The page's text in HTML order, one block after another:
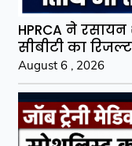
HPRCA ने रसायन
सीबीटी का
August 6 , 2026